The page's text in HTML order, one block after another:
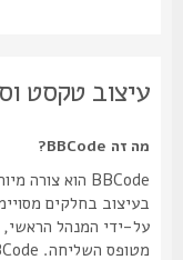
עיצוב טקסט
מה זה BBCode?
על-ידי המנהל הראשי,